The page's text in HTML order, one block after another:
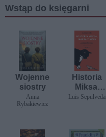
Wstąp do księgarni
Wojenne
siostry
Anna
Rybakiewicz
Historia
Miksa,
Maksa i
Luis Sepulveda